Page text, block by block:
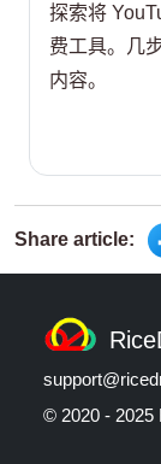
探索将
费工具。几
内容。
© 2020 - 2025